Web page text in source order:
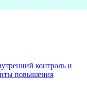
контроль и
повышения